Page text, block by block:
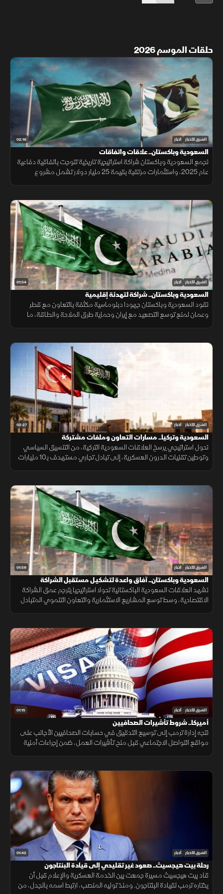
حلقات الموسم 2026
02:18 الشرق للأخبار أخبار
السعودية وباكستان.. علاقات واتفاقات
تجمع السعودية وباكستان شراكة استراتيجية تاريخية تتوجت باتفاقية دفاعية
عام 2025، واستثمارات مرتقبة بقيمة 25 مليار دولار تشمل مشروع
01:54 الشرق للأخبار أخبار
السعودية وباكستان.. شراكة لتهدئة إقليمية
تقود السعودية وباكستان جهودا دبلوماسية مكثفة بالتعاون مع قطر
وعمان لمنع توسع التصعيد مع إيران وحماية طرق الملاحة والطاقة، ما
02:27 الشرق للأخبار أخبار
السعودية وتركيا.. مسارات التعاون وملفات مشتركة
تحول استراتيجي يرسخ العلاقات السعودية التركية، من التنسيق السياسي
وتوطين تقنيات الدرون العسكرية، إلى تبادل تجاري مستهدف بـ10 مليارات
01:59 الشرق للأخبار أخبار
السعودية وباكستان.. آفاق واعدة لتشكيـل مستقبل الشراكة
الاقتصادية
تشهد العلاقات السعودية الباكستانية تحولا استراتيجيا يترجم عمق الشراكة
الاقتصادية، وسط توسع المشاريع الاستثمارية والتعاون التنموي المتبادل
01:15 الشرق للأخبار أخبار
أميركا.. شروط تأشيرات الصحافيين
تتجه إدارة ترمب إلى توسيع التدقيق في حسابات الصحافيين الأجانب على
مواقع التواصل الاجتماعي قبل منح تأشيرات العمل، ضمن إجراءات أمنية
01:42 الشرق للأخبار أخبار
رحلة بيت هيجسيث.. صعود غير تقليدي إلى قيادة البنتاجون
قاد بيت هيجسيث مسيرة جمعت بين الخدمة العسكرية والإعلام قبل أن
يختاره ترمب لقيادة البنتاجون. ومنذ توليه المنصب، ارتبط اسمه بالجدل، من